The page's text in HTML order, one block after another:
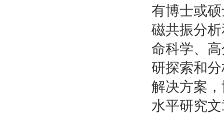
有博士或
磁共振分
命科学、
研探索和
解决方案
水平研究